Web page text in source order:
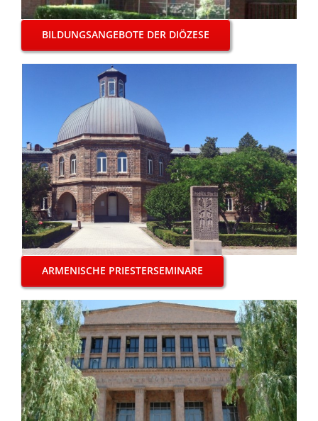
BILDUNGSANGEBOTE DER DIÖZESE
ARMENISCHE PRIESTERSEMINARE